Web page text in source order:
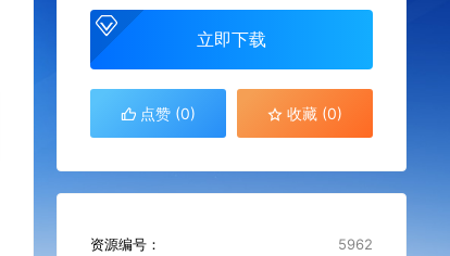
立即下载
点赞 (0) 收藏 (0)
资源编号： 5962